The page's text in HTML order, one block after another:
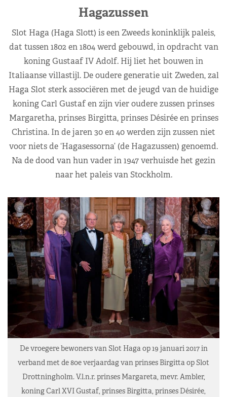
Hagazussen
Slot Haga (Haga Slott) is een Zweeds koninklijk paleis,
dat tussen 1802 en 1804 werd gebouwd, in opdracht van
koning Gustaaf IV Adolf. Hij liet het bouwen in
Italiaanse villastijl. De oudere generatie uit Zweden, zal
Haga Slot sterk associëren met de jeugd van de huidige
koning Carl Gustaf en zijn vier oudere zussen prinses
Margaretha, prinses Birgitta, prinses Désirée en prinses
Christina. In de jaren 30 en 40 werden zijn zussen niet
voor niets de ‘Hagasessorna’ (de Hagazussen) genoemd.
Na de dood van hun vader in 1947 verhuisde het gezin
naar het paleis van Stockholm.
De vroegere bewoners van Slot Haga op 19 januari 2017 in
verband met de 80e verjaardag van prinses Birgitta op Slot
Drottningholm. V.l.n.r. prinses Margareta, mevr. Ambler,
koning Carl XVI Gustaf, prinses Birgitta, prinses Désirée,